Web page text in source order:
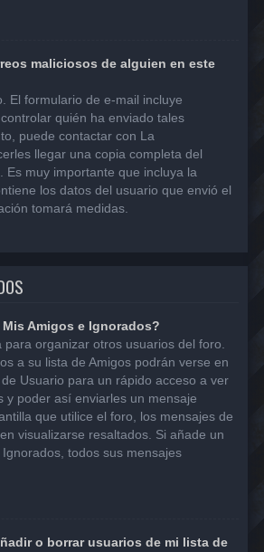
maliciosos de alguien en este
El formulario de e-mail incluye
quién ha enviado tales
puede contactar con La
llegar una copia completa del
Es muy importante que incluya la
los datos del usuario que envió el
tomará medidas.
Amigos e Ignorados?
para organizar otros usuarios del foro.
a su lista de Amigos podrán verse en
Usuario para un rápido acceso a ver
y poder así enviarles un mensaje
que utilice el foro, los mensajes de
visualizarse resaltados. Si añade un
todos sus mensajes
o borrar usuarios de mi lista de